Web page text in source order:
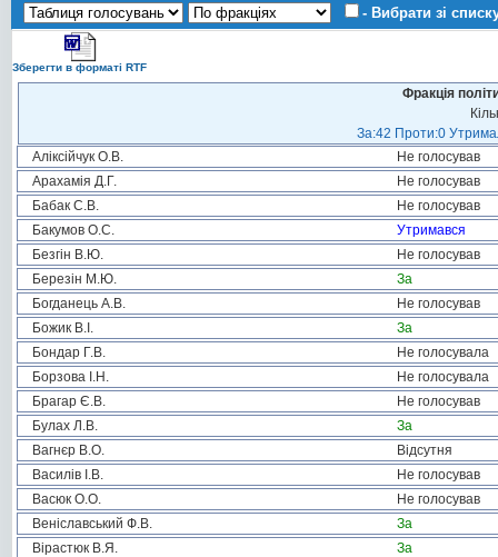
- Вибрати зі
Зберегти в форматі RTF
Фракція
За:42 Проти:0
Аліксійчук О.В.
Не голосував
Арахамія Д.Г.
Не голосував
Бабак С.В.
Не голосував
Бакумов О.С.
Утримався
Безгін В.Ю.
Не голосував
Березін М.Ю.
За
Богданець А.В.
Не голосував
Божик В.І.
За
Бондар Г.В.
Не голосувала
Борзова І.Н.
Не голосувала
Брагар Є.В.
Не голосував
Булах Л.В.
За
Вагнєр В.О.
Відсутня
Василів І.В.
Не голосував
Васюк О.О.
Не голосував
Веніславський Ф.В.
За
Вірастюк В.Я.
За